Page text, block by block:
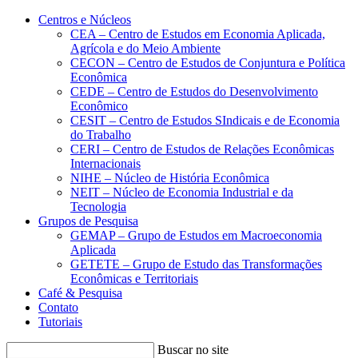
Conteúdo principal Menu principal
Centros e Núcleos
CEA – Centro de Estudos em Economia Aplicada,
Agrícola e do Meio Ambiente
CECON – Centro de Estudos de Conjuntura e Política
Econômica
CEDE – Centro de Estudos do Desenvolvimento
Econômico
CESIT – Centro de Estudos SIndicais e de Economia
do Trabalho
CERI – Centro de Estudos de Relações Econômicas
Internacionais
NIHE – Núcleo de História Econômica
NEIT – Núcleo de Economia Industrial e da
Tecnologia
Grupos de Pesquisa
GEMAP – Grupo de Estudos em Macroeconomia
Aplicada
GETETE – Grupo de Estudo das Transformações
Econômicas e Territoriais
Café & Pesquisa
Contato
Tutoriais
Buscar no site